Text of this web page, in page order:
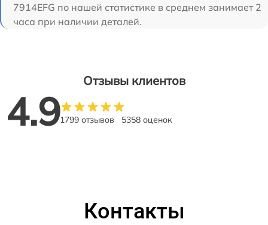
7914EFG по нашей статистике в среднем занимает 2
часа при наличии деталей.
Отзывы клиентов
4.91799 отзывов 5358 оценок
Контакты